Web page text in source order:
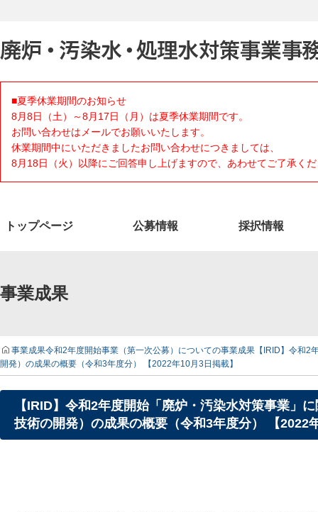
■夏季休業期間のお知らせ
8月8日（土）～8月17日（月）は夏季休業期間です。
お問い合わせはメールでお願いいたします。
休業期間中にいただきましたお問い合わせにつきましては、
8月18日（火）以降にご回答申し上げますので、あわせてご了承く
トップページ 公募情報 採択情報
事業成果
事業成果令和2年度開始事業（第一次公募）についての事業成果 【IRID】令和2
開発）の成果の概要（令和3年度分） 【2022年10月3日掲載】
【IRID】令和2年度開始「廃炉・汚染水対策事業」
技術の開発）の成果の概要（令和3年度分） 【2022